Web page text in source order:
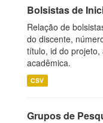
Bolsistas de
Relação de
do discente,
título, id do
acadêmica.
CSV
Grupos de